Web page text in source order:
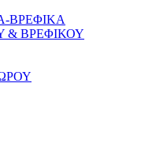
ΒΡΕΦΙΚΑ
& ΒΡΕΦΙΚΟΥ